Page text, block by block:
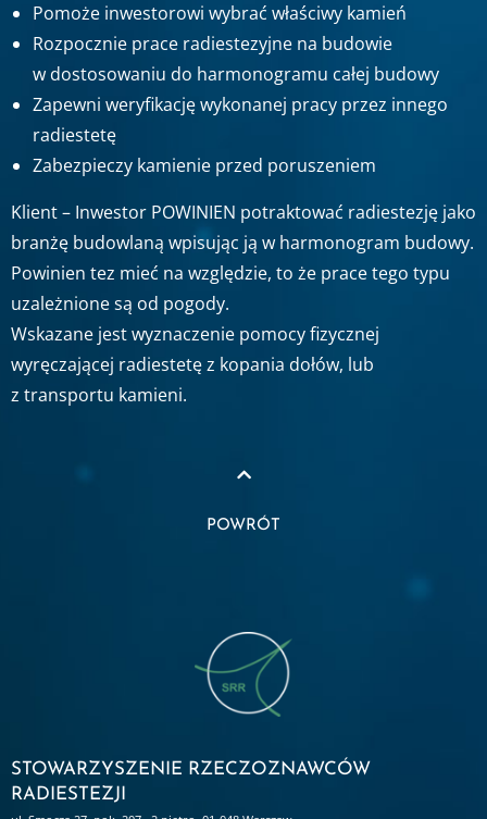
Pomoże inwestorowi wybrać właściwy kamień
Rozpocznie prace radiestezyjne na budowie
w dostosowaniu do harmonogramu całej budowy
Zapewni weryfikację wykonanej pracy przez innego
radiestetę
Zabezpieczy kamienie przed poruszeniem
Klient – Inwestor POWINIEN potraktować radiestezję jako
branżę budowlaną wpisując ją w harmonogram budowy.
Powinien tez mieć na względzie, to że prace tego typu
uzależnione są od pogody.
Wskazane jest wyznaczenie pomocy fizycznej
wyręczającej radiestetę z kopania dołów, lub
z transportu kamieni.
POWRÓT
STOWARZYSZENIE RZECZOZNAWCÓW
RADIESTEZJI